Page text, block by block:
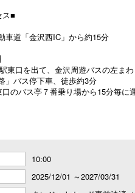
ス■
車道「金沢西IC」から約15分
東口を出て、金沢周遊バスの左ま
」バス停下車、徒歩約3分
のバス亭７番乗り場から15分毎に
10:00
2025/12/01 ～2027/03/31